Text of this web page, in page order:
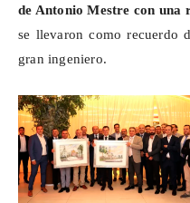
de Antonio Mestre con una
se llevaron como recuerdo
gran ingeniero.